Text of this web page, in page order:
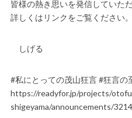
皆様の熱き思いを発信していた
詳しくはリンクをご覧ください。
しげる
#私にとっての茂山狂言 #狂言の
https://readyfor.jp/projects/
shigeyama/announcements/